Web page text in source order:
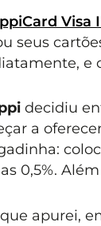
Visa
seus
e
decidiu
a
0,5%.
apurei,